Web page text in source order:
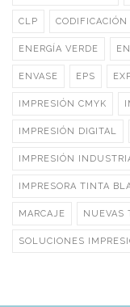
CLP CODIFICACIÓN
ENERGÍA VERDE
ENVASE EPS
IMPRESIÓN CMYK
IMPRESIÓN DIGITAL
IMPRESIÓN
IMPRESORA TINTA
MARCAJE NUEVAS
SOLUCIONES